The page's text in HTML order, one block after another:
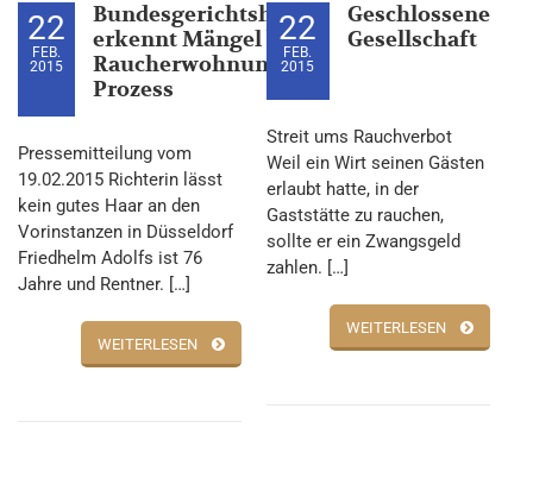
22
FEB.
2015
Bundesgerichtshof
erkennt Mängel bei
Raucherwohnungs-
Prozess
Pressemitteilung vom
19.02.2015 Richterin lässt
kein gutes Haar an den
Vorinstanzen in Düsseldorf
Friedhelm Adolfs ist 76
Jahre und Rentner. […]
WEITERLESEN
22
FEB.
2015
Geschlossene
Gesellschaft
Streit ums Rauchverbot
Weil ein Wirt seinen Gästen
erlaubt hatte, in der
Gaststätte zu rauchen,
sollte er ein Zwangsgeld
zahlen. […]
WEITERLESEN